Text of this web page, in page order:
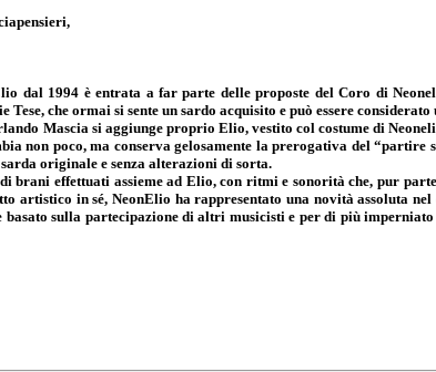
dal 1994 è entrata a far parte delle proposte del Coro di
che ormai si sente un sardo acquisito e può essere
Mascia si aggiunge proprio Elio, vestito col costume di
non poco, ma conserva gelosamente la prerogativa del
originale e senza alterazioni di sorta.
brani effettuati assieme ad Elio, con ritmi e sonorità che, pur
artistico in sé, NeonElio ha rappresentato una novità assoluta
sulla partecipazione di altri musicisti e per di più